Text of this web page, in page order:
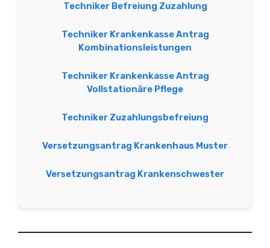
Techniker Befreiung Zuzahlung
Techniker Krankenkasse Antrag
Kombinationsleistungen
Techniker Krankenkasse Antrag
Vollstationäre Pflege
Techniker Zuzahlungsbefreiung
Versetzungsantrag Krankenhaus Muster
Versetzungsantrag Krankenschwester